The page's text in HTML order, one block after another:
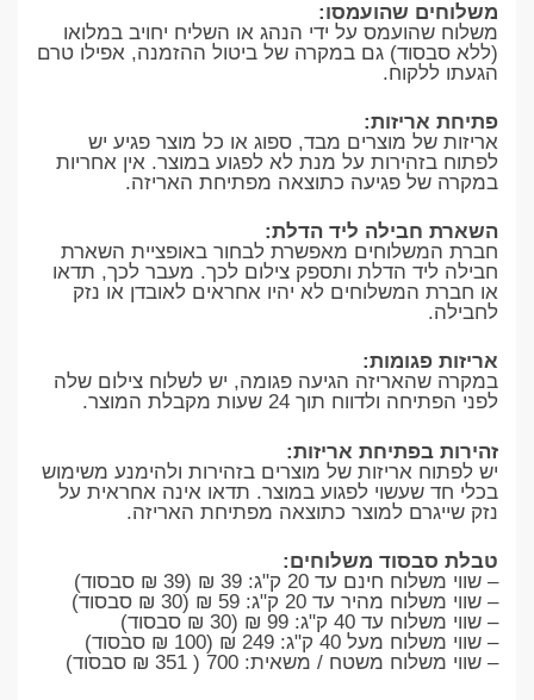
משלוחים שהועמסו:
משלוח שהועמס על ידי הנהג או השליח יחויב במלואו
(ללא סבסוד) גם במקרה של ביטול ההזמנה, אפילו טרם
הגעתו ללקוח.
פתיחת אריזות:
אריזות של מוצרים מבד, ספוג או כל מוצר פגיע יש
לפתוח בזהירות על מנת לא לפגוע במוצר. אין אחריות
במקרה של פגיעה כתוצאה מפתיחת האריזה.
השארת חבילה ליד הדלת:
חברת המשלוחים מאפשרת לבחור באופציית השארת
חבילה ליד הדלת ותספק צילום לכך. מעבר לכך, תדאו
או חברת המשלוחים לא יהיו אחראים לאובדן או נזק
לחבילה.
אריזות פגומות:
במקרה שהאריזה הגיעה פגומה, יש לשלוח צילום שלה
לפני הפתיחה ולדווח תוך 24 שעות מקבלת המוצר.
זהירות בפתיחת אריזות:
יש לפתוח אריזות של מוצרים בזהירות ולהימנע משימוש
בכלי חד שעשוי לפגוע במוצר. תדאו אינה אחראית על
נזק שייגרם למוצר כתוצאה מפתיחת האריזה.
טבלת סבסוד משלוחים:
– שווי משלוח חינם עד 20 ק"ג: 39 ₪ (39 ₪ סבסוד)
– שווי משלוח מהיר עד 20 ק"ג: 59 ₪ (30 ₪ סבסוד)
– שווי משלוח עד 40 ק"ג: 99 ₪ (30 ₪ סבסוד)
– שווי משלוח מעל 40 ק"ג: 249 ₪ (100 ₪ סבסוד)
– שווי משלוח משטח / משאית: 700 ( 351 ₪ סבסוד)